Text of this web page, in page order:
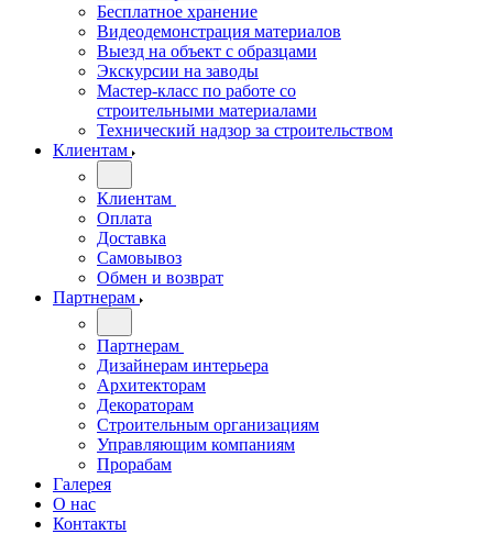
Бесплатное хранение
Видеодемонстрация материалов
Выезд на объект с образцами
Экскурсии на заводы
Мастер-класс по работе со
строительными материалами
Технический надзор за строительством
Клиентам
Клиентам
Оплата
Доставка
Самовывоз
Обмен и возврат
Партнерам
Партнерам
Дизайнерам интерьера
Архитекторам
Декораторам
Строительным организациям
Управляющим компаниям
Прорабам
Галерея
О нас
Контакты